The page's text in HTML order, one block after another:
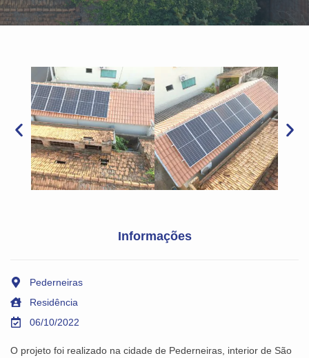
Informações
Pederneiras
Residência
06/10/2022
O projeto foi realizado na cidade de Pederneiras, interior de São